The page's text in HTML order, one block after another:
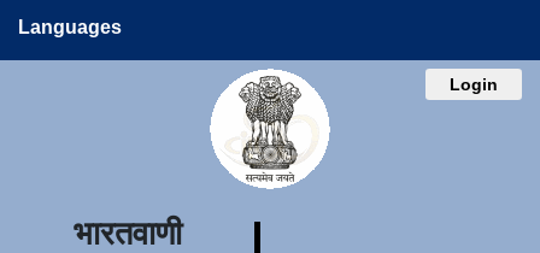
Languages
Login
भारतवाणी